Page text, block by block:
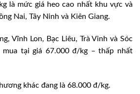
là mức giá heo cao nhất khu vực và
Nai, Tây Ninh và Kiên Giang.
Vĩnh Lon, Bạc Liêu, Trà Vinh và Sóc
mua tại giá 67.000 đ/kg – thấp nhất
khác đang là 68.000 đ/kg.